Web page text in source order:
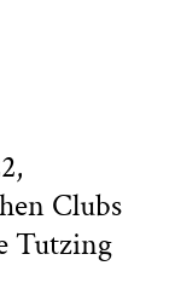
Clubs
Tutzing